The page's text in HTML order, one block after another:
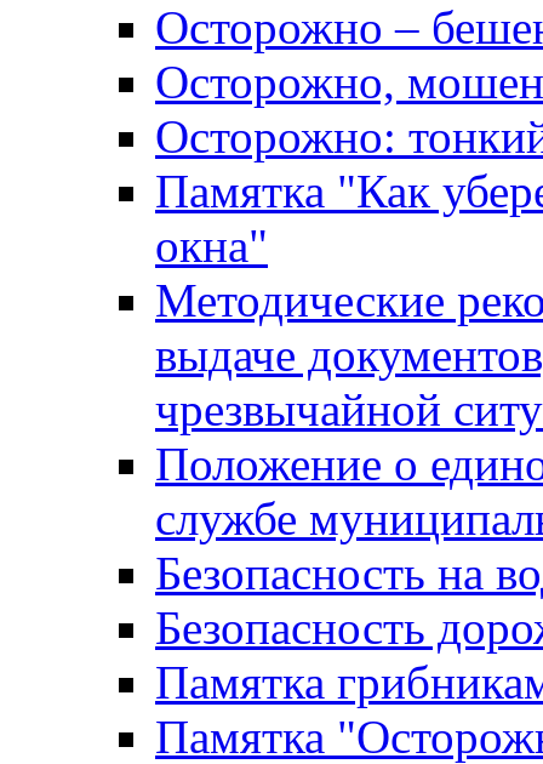
Осторожно –
Осторожно,
Осторожно:
Памятка "Как
окна"
Методические
выдаче
чрезвычайной
Положение о
службе
Безопасность на
Безопасность
Памятка
Памятка